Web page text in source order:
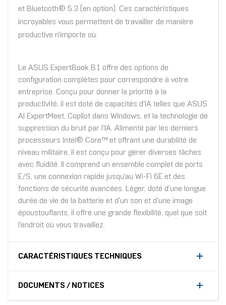
et Bluetooth® 5.3 (en option). Ces caractéristiques
incroyables vous permettent de travailler de manière
productive n'importe où.
Le ASUS ExpertBook B1 offre des options de
configuration complètes pour correspondre à votre
entreprise. Conçu pour donner la priorité à la
productivité, il est doté de capacités d'IA telles que ASUS
AI ExpertMeet, Copilot dans Windows, et la technologie de
suppression du bruit par l'IA. Alimenté par les derniers
processeurs Intel® Core™ et offrant une durabilité de
niveau militaire, il est conçu pour gérer diverses tâches
avec fluidité. Il comprend un ensemble complet de ports
E/S, une connexion rapide jusqu'au Wi-Fi 6E et des
fonctions de sécurité avancées. Léger, doté d'une longue
durée de vie de la batterie et d'un son et d'une image
époustouflants, il offre une grande flexibilité, quel que soit
l'endroit où vous travaillez.
CARACTÉRISTIQUES TECHNIQUES
DOCUMENTS / NOTICES